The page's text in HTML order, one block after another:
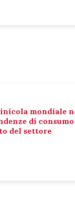
mondiale
di consumo
del settore